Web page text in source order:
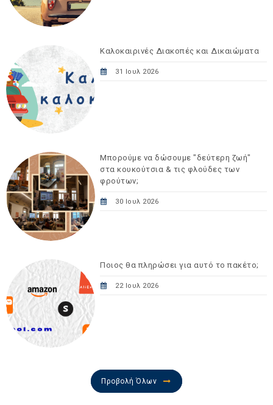
Καλοκαιρινές Διακοπές και Δικαιώματα
31 Ιουλ 2026
Μπορούμε να δώσουμε "δεύτερη ζωή"
στα κουκούτσια & τις φλούδες των
φρούτων;
30 Ιουλ 2026
Ποιος θα πληρώσει για αυτό το πακέτο;
22 Ιουλ 2026
Προβολή Όλων